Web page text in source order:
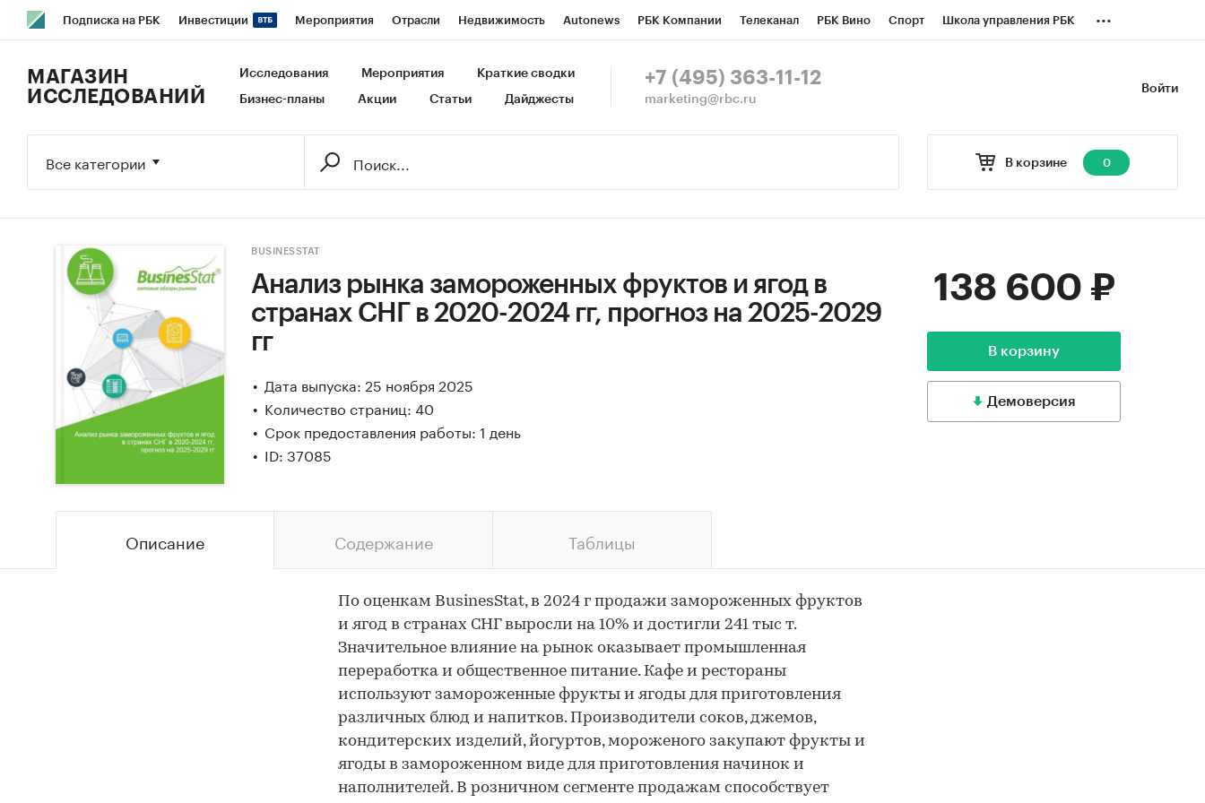
Подписка на РБК Инвестиции Мероприятия Отрасли Недвижимость Autonews РБК Компании Телеканал РБК Вино Спорт Школа управления РБК
Исследования Кредитные рейтинги Франшизы Газета Спецпроекты СПб Конференции СПб Спецпроекты
...
Войти
МАГАЗИН
ИССЛЕДОВАНИЙ
Исследования Мероприятия Краткие сводки
Бизнес-планы Акции Статьи Дайджесты
+7 (495) 363-11-12
marketing@rbc.ru
В корзине 0
Все категории
BUSINESSTAT
Анализ рынка замороженных фруктов и ягод в
странах СНГ в 2020-2024 гг, прогноз на 2025-2029
гг
Дата выпуска: 25 ноября 2025
Количество страниц: 40
Срок предоставления работы: 1 день
ID: 37085
138 600 ₽
В корзину
Демоверсия
Описание Содержание Таблицы
По оценкам BusinesStat, в 2024 г продажи замороженных фруктов
и ягод в странах СНГ выросли на 10% и достигли 241 тыс т.
Значительное влияние на рынок оказывает промышленная
переработка и общественное питание. Кафе и рестораны
используют замороженные фрукты и ягоды для приготовления
различных блюд и напитков. Производители соков, джемов,
кондитерских изделий, йогуртов, мороженого закупают фрукты и
ягоды в замороженном виде для приготовления начинок и
наполнителей. В розничном сегменте продажам способствует